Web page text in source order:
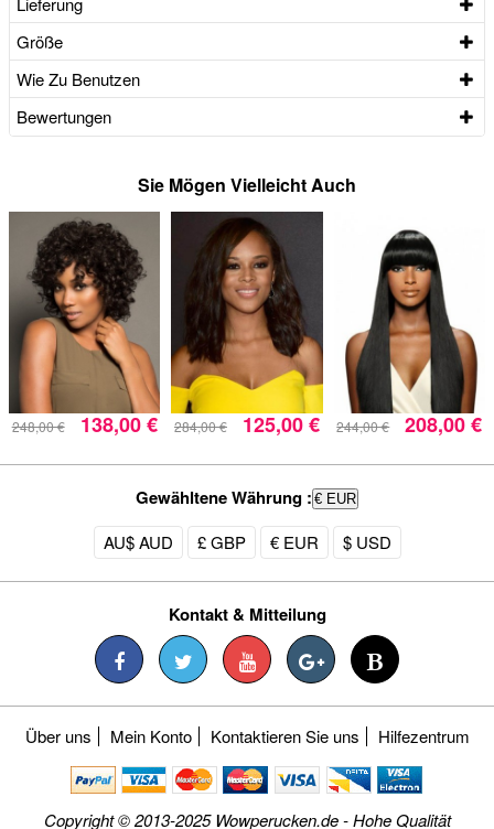
Größe
Wie Zu Benutzen
Bewertungen
Sie Mögen Vielleicht Auch
248,00 € 138,00 € 284,00 € 125,00 € 244,00 € 208,00 €
Gewähltene Währung : € EUR
AU$ AUD £ GBP € EUR $ USD
Kontakt & Mitteilung
Über uns Mein Konto Kontaktieren Sie uns Hilfezentrum
Copyright © 2013-2025 Wowperucken.de - Hohe Qualität